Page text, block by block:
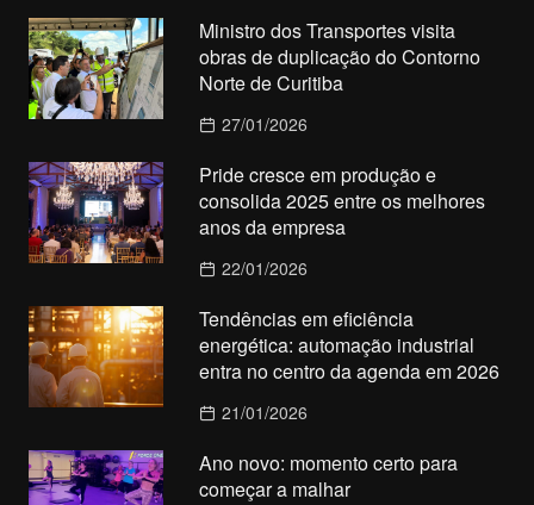
Ministro dos Transportes visita
obras de duplicação do Contorno
Norte de Curitiba
27/01/2026
Pride cresce em produção e
consolida 2025 entre os melhores
anos da empresa
22/01/2026
Tendências em eficiência
energética: automação industrial
entra no centro da agenda em 2026
21/01/2026
Ano novo: momento certo para
começar a malhar